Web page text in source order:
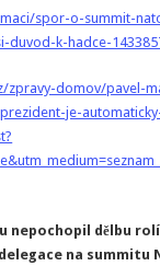
spor-o-summit-
duvod-k-hadce-
zpravy-domov/pavel-
je-
nepochopil dělbu
na summitu